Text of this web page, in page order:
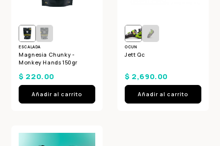
ESCALADA
Magnesia Chunky -
Monkey Hands 150gr
$ 220.00
Añadir al carrito
OCUN
Jett Qc
$ 2,690.00
Añadir al carrito